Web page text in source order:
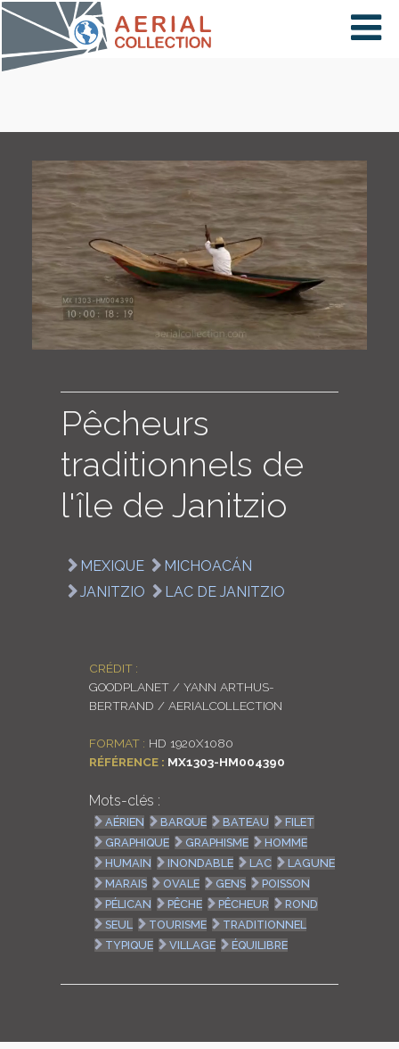
×
PAYS
CARTE
COLLECTIONS
ENGLISH
Pêcheurs
traditionnels de
l'île de Janitzio
MEXIQUE
MICHOACÁN
JANITZIO
LAC DE JANITZIO
CRÉDIT :
GOODPLANET / YANN ARTHUS-
BERTRAND / AERIALCOLLECTION
FORMAT : HD 1920X1080
RÉFÉRENCE : MX1303-HM004390
Mots-clés :
AÉRIEN BARQUE BATEAU
FILET
GRAPHIQUE
GRAPHISME
HOMME
HUMAIN
INONDABLE LAC
LAGUNE
MARAIS
OVALE GENS
POISSON
PÉLICAN
PÊCHE PÊCHEUR
ROND
SEUL
TOURISME
TRADITIONNEL
TYPIQUE
VILLAGE ÉQUILIBRE